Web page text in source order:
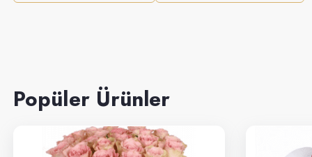
Popüler Ürünler